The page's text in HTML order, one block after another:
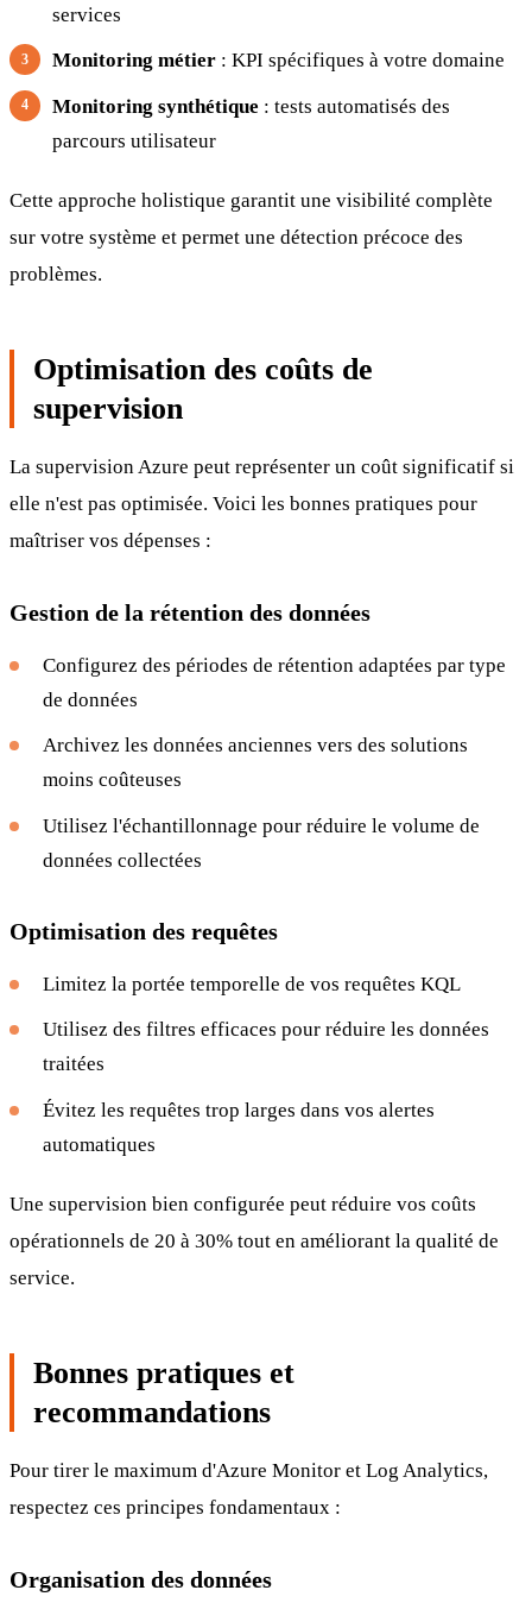
services
Monitoring métier : KPI spécifiques à votre domaine
Monitoring synthétique : tests automatisés des
parcours utilisateur
Cette approche holistique garantit une visibilité complète
sur votre système et permet une détection précoce des
problèmes.
Optimisation des coûts de
supervision
La supervision Azure peut représenter un coût significatif si
elle n'est pas optimisée. Voici les bonnes pratiques pour
maîtriser vos dépenses :
Gestion de la rétention des données
Configurez des périodes de rétention adaptées par type
de données
Archivez les données anciennes vers des solutions
moins coûteuses
Utilisez l'échantillonnage pour réduire le volume de
données collectées
Optimisation des requêtes
Limitez la portée temporelle de vos requêtes KQL
Utilisez des filtres efficaces pour réduire les données
traitées
Évitez les requêtes trop larges dans vos alertes
automatiques
Une supervision bien configurée peut réduire vos coûts
opérationnels de 20 à 30% tout en améliorant la qualité de
service.
Bonnes pratiques et
recommandations
Pour tirer le maximum d'Azure Monitor et Log Analytics,
respectez ces principes fondamentaux :
Organisation des données